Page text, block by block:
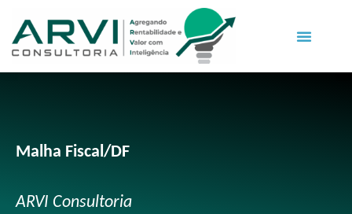
Malha Fiscal/DF
ARVI Consultoria